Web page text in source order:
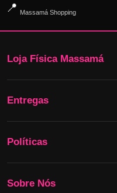
📍 Massamá Shopping
Loja Física Massamá
Entregas
Políticas
Sobre Nós